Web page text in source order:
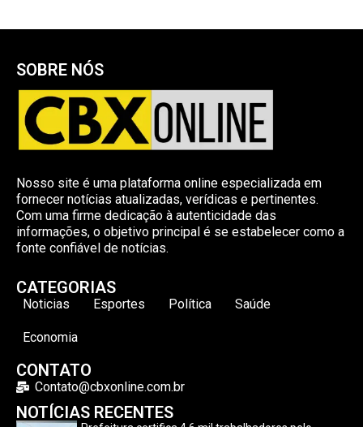
SOBRE NÓS
Nosso site é uma plataforma online especializada em
fornecer notícias atualizadas, verídicas e pertinentes.
Com uma firme dedicação à autenticidade das
informações, o objetivo principal é se estabelecer como a
fonte confiável de notícias.
CATEGORIAS
Noticias Esportes Política Saúde
Economia
CONTATO
Contato@cbxonline.com.br
NOTÍCIAS RECENTES